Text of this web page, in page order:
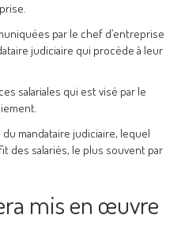
par le chef d’entreprise
judiciaire qui procède à leur
salariales qui est visé par le
mandataire judiciaire, lequel
des salariés, le plus souvent par
mis en œuvre